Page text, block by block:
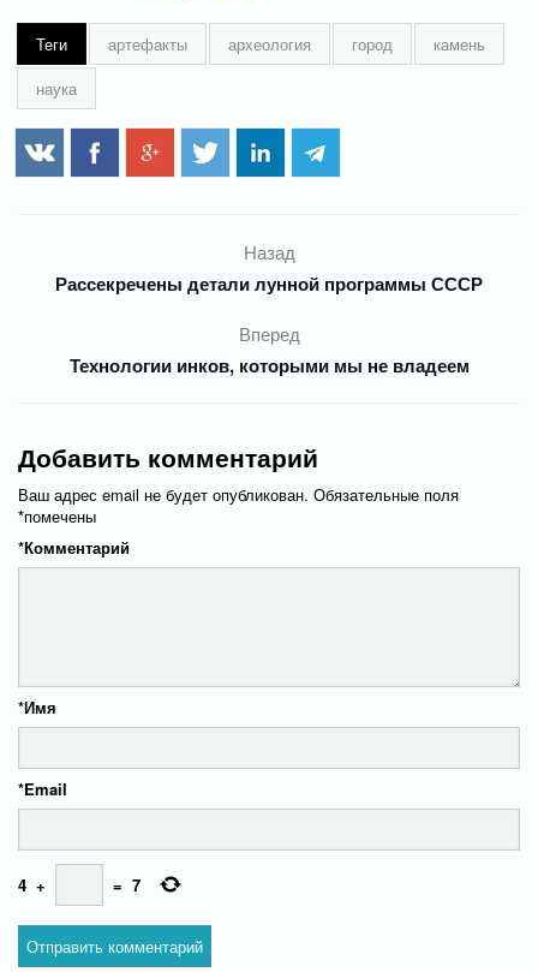
Теги артефакты археология город
камень
наука
Назад
Рассекречены детали лунной программы СССР
Вперед
Технологии инков, которыми мы не владеем
Добавить комментарий
Ваш адрес email не будет опубликован. Обязательные поля
помечены
*
Комментарий
*
Имя
*
Email
*
4 + = 7